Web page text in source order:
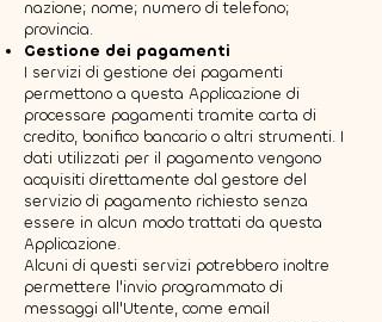
nazione; nome; numero di telefono;
provincia.
Gestione dei pagamenti
I servizi di gestione dei pagamenti
permettono a questa Applicazione di
processare pagamenti tramite carta di
credito, bonifico bancario o altri strumenti. I
dati utilizzati per il pagamento vengono
acquisiti direttamente dal gestore del
servizio di pagamento richiesto senza
essere in alcun modo trattati da questa
Applicazione.
Alcuni di questi servizi potrebbero inoltre
permettere l'invio programmato di
messaggi all'Utente, come email